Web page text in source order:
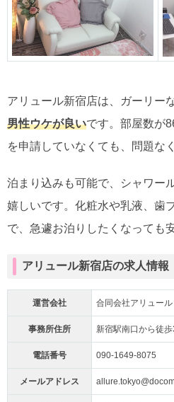
アリュール新宿店は、ガーリー
男性ウケが良いです。部屋数が
を申請していなくても、問題な
泊まり込みも可能で、シャワー
嬉しいです。化粧水や乳液、歯
で、急遽お泊りしたくなっても
アリュール新宿店の求人情報
運営会社 合同会社アリュール
事務所住所 新宿駅南口から徒
電話番号 090-1649-8075
メールアドレス